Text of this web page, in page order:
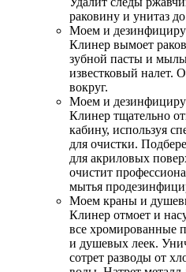
раковину и унитаз
Моем и
Клинер вымоет
зубной пасты и
известковый налет.
вокруг.
Моем и
Клинер тщательно
кабину, используя
для очистки.
для акриловых
очистит
мытья
Моем краны и
Клинер отмоет и
все хромированные
и душевых леек.
сотрет разводы от